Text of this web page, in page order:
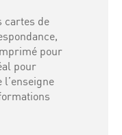
cartes de
pour
pour
l’enseigne